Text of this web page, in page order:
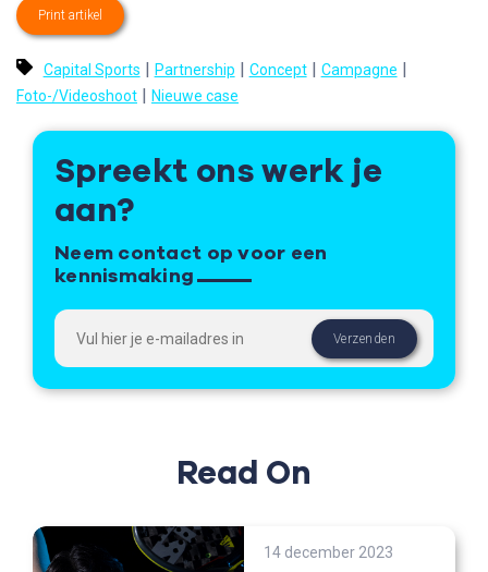
Print artikel
Capital Sports Partnership Concept| Campagne
Foto-/Videoshoot Nieuwe case
Spreekt ons werk je
aan?
Neem contact op voor een
kennismaking
Read On
14 december 2023